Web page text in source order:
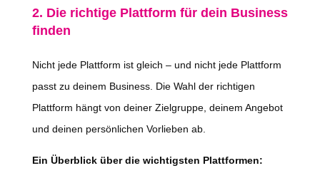
2. Die richtige Plattform für dein Business
finden
Nicht jede Plattform ist gleich – und nicht jede Plattform
passt zu deinem Business. Die Wahl der richtigen
Plattform hängt von deiner Zielgruppe, deinem Angebot
und deinen persönlichen Vorlieben ab.
Ein Überblick über die wichtigsten Plattformen: